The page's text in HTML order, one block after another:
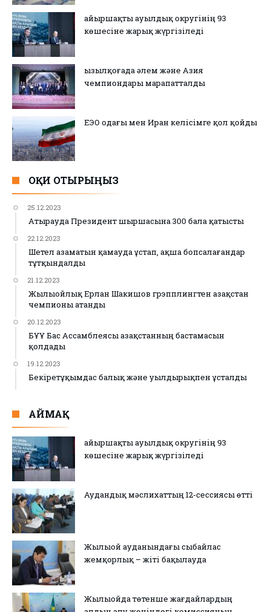
Қайыршақты ауылдық округінің 93
көшесіне жарық жүргізіледі
Қызылқоғада әлем және Азия
чемпиондары марапатталды
ЕЭО одағы мен Иран келісімге қол қойды
ОҚИ ОТЫРЫҢЫЗ
25.12.2023
Атырауда Президент шыршасына 300 бала қатысты
22.12.2023
Шетел азаматын қамауда ұстап, ақша бопсалағандар
тұтқындалды
21.12.2023
Жылыойлық Ерлан Шакишов грэпплингтен Қазақстан
чемпионы атанды
20.12.2023
БҰҰ Бас Ассамблеясы Қазақстанның бастамасын
қолдады
19.12.2023
Бекіретұқымдас балық және уылдырықпен ұсталды
АЙМАҚ
Қайыршақты ауылдық округінің 93
көшесіне жарық жүргізіледі
Аудандық мәслихаттың 12-сессиясы өтті
Жылыой ауданындағы сыбайлас
жемқорлық – жіті бақылауда
Жылыойда төтенше жағдайлардың